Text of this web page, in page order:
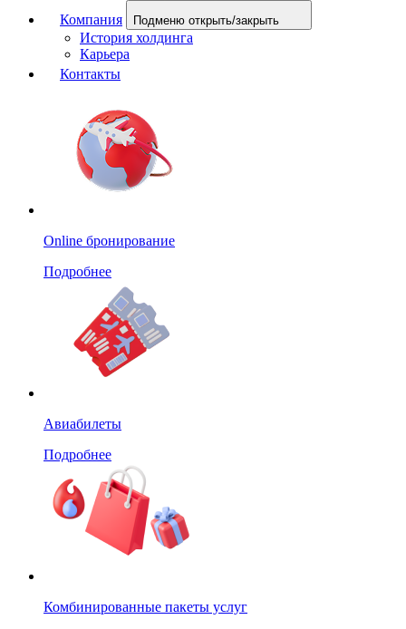
Компания
Подменю открыть/закрыть
История холдинга
Карьера
Контакты
Online бронирование
Подробнее
Авиабилеты
Подробнее
Комбинированные пакеты услуг